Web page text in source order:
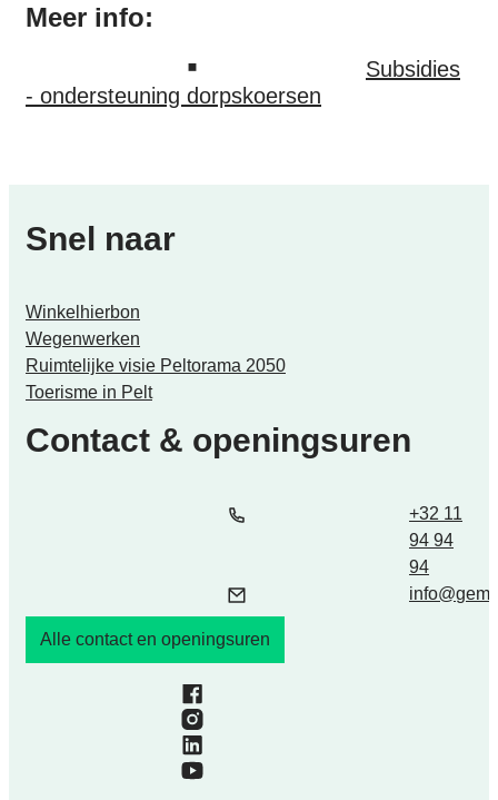
Meer info:
Subsidies
- ondersteuning dorpskoersen
Snel naar
Winkelhierbon
Wegenwerken
Ruimtelijke visie Peltorama 2050
Toerisme in Pelt
Contact & openingsuren
+32 11
94 94
94
info@
Alle contact en openingsuren